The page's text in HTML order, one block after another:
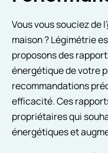
Vous vous souciez de l'
maison ? Légimétrie
proposons des
énergétique de votre
recommandations
efficacité. Ces
propriétaires qui
énergétiques et